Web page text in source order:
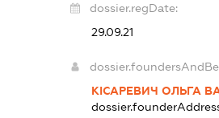
dossier.regDate:
29.09.21
КІСАРЕВИЧ ОЛЬГА